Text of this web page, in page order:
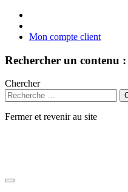
Mon compte client
Rechercher un contenu :
Chercher
Fermer et revenir au site